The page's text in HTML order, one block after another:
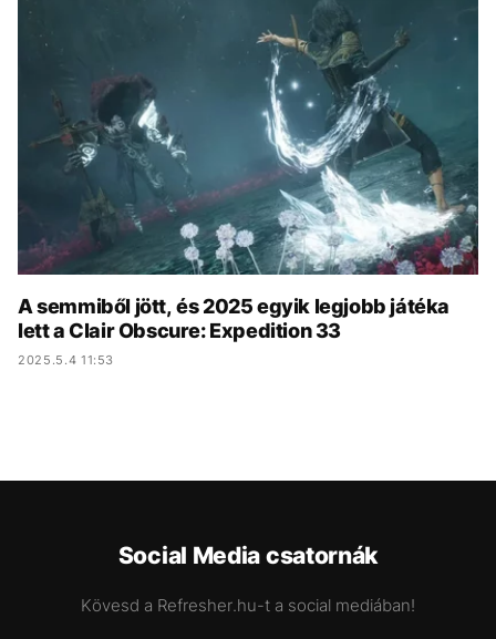
UTAZÁS
ÉLETMÓD DESIGN
BESZÉLGETÉSEK ARCOK
VIDEÓ TÖRTÉNETEK
GASZTRO
A semmiből jött, és 2025 egyik legjobb játéka
lett a Clair Obscure: Expedition 33
2025.5.4 11:53
Social Media csatornák
Kövesd a Refresher.hu-t a social mediában!